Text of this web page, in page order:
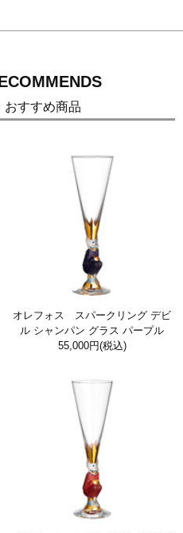
おすすめ商品
オレフォス スパークリング デビ
ル シャンパン グラス パープル
55,000円(税込)